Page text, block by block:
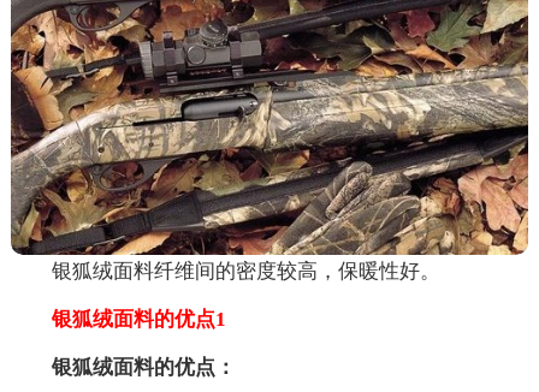
银狐绒面料纤维间的密度较高，保暖性好。
银狐绒面料的优点1
银狐绒面料的优点：